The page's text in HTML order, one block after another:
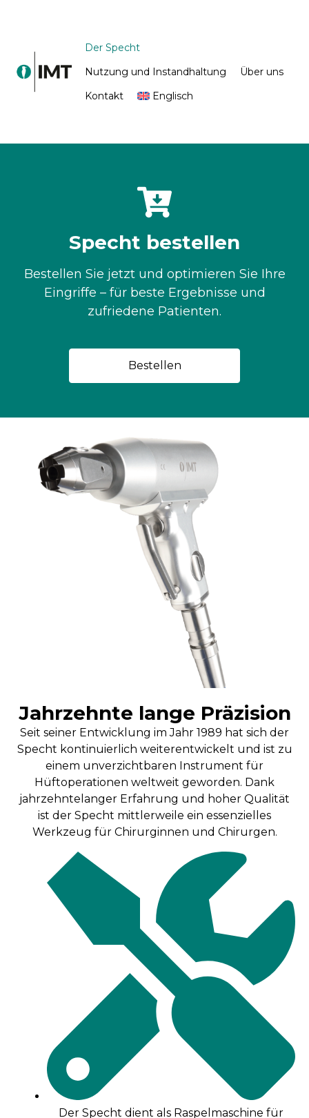
Der Specht
Nutzung und Instandhaltung
Über uns
Kontakt
Englisch
Specht bestellen
Bestellen Sie jetzt und optimieren Sie Ihre
Eingriffe – für beste Ergebnisse und
zufriedene Patienten.
Bestellen
Jahrzehnte lange Präzision
Seit seiner Entwicklung im Jahr 1989 hat sich der
Specht kontinuierlich weiterentwickelt und ist zu
einem unverzichtbaren Instrument für
Hüftoperationen weltweit geworden. Dank
jahrzehntelanger Erfahrung und hoher Qualität
ist der Specht mittlerweile ein essenzielles
Werkzeug für Chirurginnen und Chirurgen.
Der Specht dient als Raspelmaschine für